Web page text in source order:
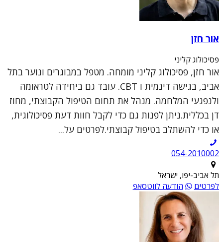
אור חזן
פסיכולוג קליני
אור חזן, פסיכולוג קליני מומחה. מטפל במבוגרים ונוער בתל
אביב, בגישה דינמית ו CBT. עובד גם ביחידה לטראומה
ולנפגעי המלחמה. מנהל את תחום הטיפול הקבוצתי, מחוז
דן בכללית.ניתן לפנות גם כדי לקבל חוות דעת פסיכולוגית,
או כדי להשתלב בטיפול קבוצתי.לפרטים על...
054-2010002
תל אביב-יפו, ישראל
לפרטים
הודעה לווטסאפ